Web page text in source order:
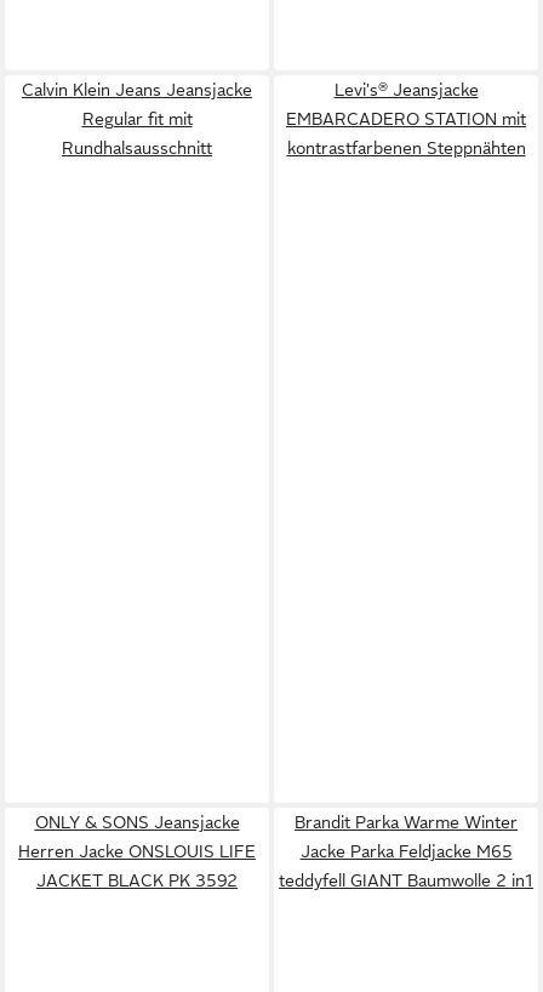
Calvin Klein Jeans Jeansjacke
Regular fit mit
Rundhalsausschnitt
Levi's® Jeansjacke
EMBARCADERO STATION mit
kontrastfarbenen Steppnähten
ONLY & SONS Jeansjacke
Herren Jacke ONSLOUIS LIFE
JACKET BLACK PK 3592
Brandit Parka Warme Winter
Jacke Parka Feldjacke M65
teddyfell GIANT Baumwolle 2 in1